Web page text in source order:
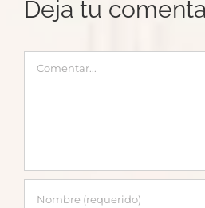
con
con
Rubio
de
Deja tu
Comentar